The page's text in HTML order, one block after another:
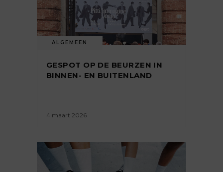
ALGEMEEN
GESPOT OP DE BEURZEN IN
BINNEN- EN BUITENLAND
4 maart 2026